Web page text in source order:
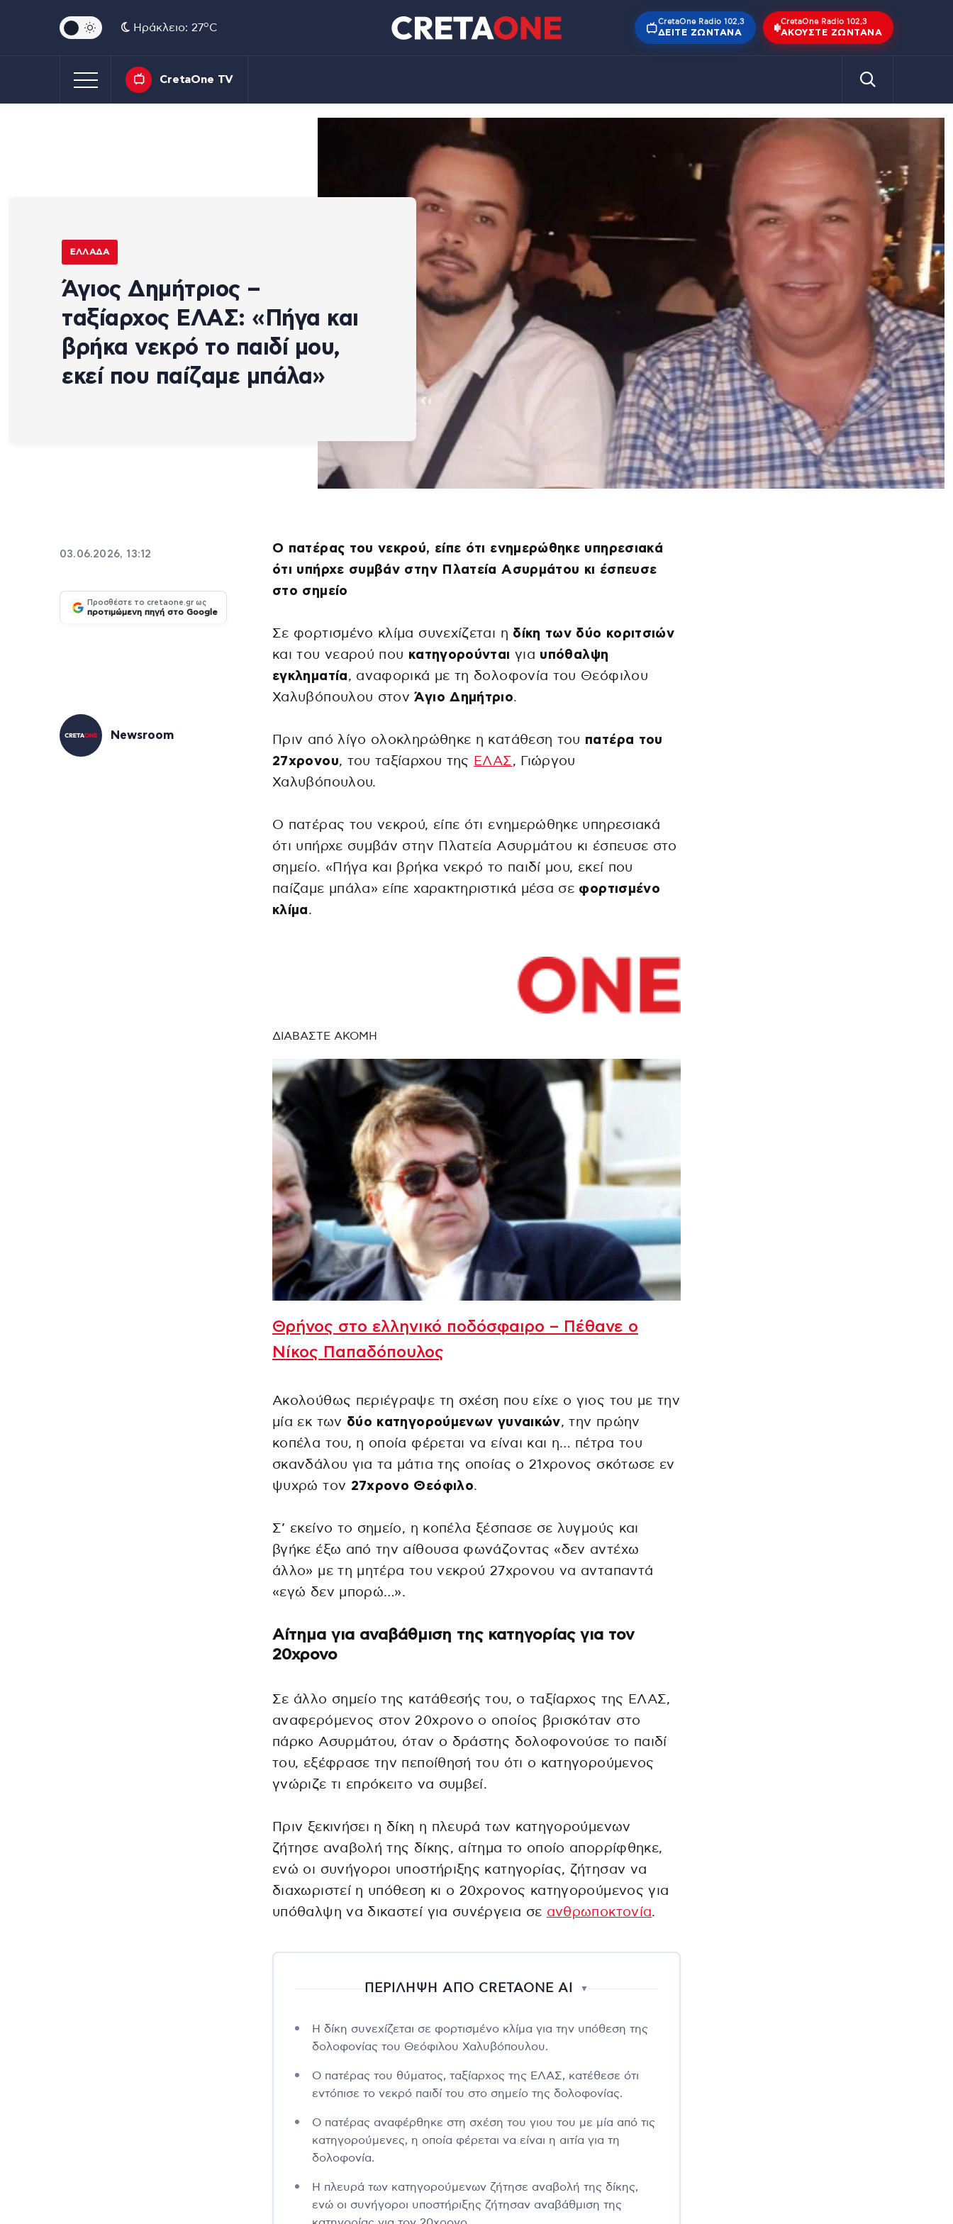
Ηράκλειο: 27oC
CretaOne Radio 102,3
ΔΕΊΤΕ ΖΩΝΤΑΝΆ
CretaOne Radio 102,3
ΑΚΟΎΣΤΕ ΖΩΝΤΑΝΆ
CretaOne TV
ΕΛΛΆΔΑ
Άγιος Δημήτριος –
ταξίαρχος ΕΛΑΣ: «Πήγα και
βρήκα νεκρό το παιδί μου,
εκεί που παίζαμε μπάλα»
03.06.2026, 13:12
Προσθέστε το cretaone.gr ως
προτιμώμενη πηγή στο Google
Newsroom
Ο πατέρας του νεκρού, είπε ότι ενημερώθηκε υπηρεσιακά
ότι υπήρχε συμβάν στην Πλατεία Ασυρμάτου κι έσπευσε
στο σημείο
Σε φορτισμένο κλίμα συνεχίζεται η δίκη των δύο κοριτσιών
και του νεαρού που κατηγορούνται για υπόθαλψη
εγκληματία, αναφορικά με τη δολοφονία του Θεόφιλου
Χαλυβόπουλου στονΆγιο Δημήτριο.
Πριν από λίγο ολοκληρώθηκε η κατάθεση του πατέρα του
27χρονου, του ταξίαρχου της ΕΛΑΣ, Γιώργου
Χαλυβόπουλου.
Ο πατέρας του νεκρού, είπε ότι ενημερώθηκε υπηρεσιακά
ότι υπήρχε συμβάν στην Πλατεία Ασυρμάτου κι έσπευσε στο
σημείο. «Πήγα και βρήκα νεκρό το παιδί μου, εκεί που
παίζαμε μπάλα» είπε χαρακτηριστικά μέσα σε φορτισμένο
κλίμα.
ΔΙΑΒΑΣΤΕ ΑΚΟΜΗ
Θρήνος στο ελληνικό ποδόσφαιρο – Πέθανε ο
Νίκος Παπαδόπουλος
Ακολούθως περιέγραψε τη σχέση που είχε ο γιος του με την
μία εκ των δύο κατηγορούμενων γυναικών, την πρώην
κοπέλα του, η οποία φέρεται να είναι και η… πέτρα του
σκανδάλου για τα μάτια της οποίας ο 21χρονος σκότωσε εν
ψυχρώ τον 27χρονο Θεόφιλο.
Σ’ εκείνο το σημείο, η κοπέλα ξέσπασε σε λυγμούς και
βγήκε έξω από την αίθουσα φωνάζοντας «δεν αντέχω
άλλο» με τη μητέρα του νεκρού 27χρονου να ανταπαντά
«εγώ δεν μπορώ…».
Αίτημα για αναβάθμιση της κατηγορίας για τον
20χρονο
Σε άλλο σημείο της κατάθεσής του, ο ταξίαρχος της ΕΛΑΣ,
αναφερόμενος στον 20χρονο ο οποίος βρισκόταν στο
πάρκο Ασυρμάτου, όταν ο δράστης δολοφονούσε το παιδί
του, εξέφρασε την πεποίθησή του ότι ο κατηγορούμενος
γνώριζε τι επρόκειτο να συμβεί.
Πριν ξεκινήσει η δίκη η πλευρά των κατηγορούμενων
ζήτησε αναβολή της δίκης, αίτημα το οποίο απορρίφθηκε,
ενώ οι συνήγοροι υποστήριξης κατηγορίας, ζήτησαν να
διαχωριστεί η υπόθεση κι ο 20χρονος κατηγορούμενος για
υπόθαλψη να δικαστεί για συνέργεια σε ανθρωποκτονία.
ΠΕΡΙΛΗΨΗ ΑΠΟ CRETAONE AI ▼
Η δίκη συνεχίζεται σε φορτισμένο κλίμα για την υπόθεση της
δολοφονίας του Θεόφιλου Χαλυβόπουλου.
Ο πατέρας του θύματος, ταξίαρχος της ΕΛΑΣ, κατέθεσε ότι
εντόπισε το νεκρό παιδί του στο σημείο της δολοφονίας.
Ο πατέρας αναφέρθηκε στη σχέση του γιου του με μία από τις
κατηγορούμενες, η οποία φέρεται να είναι η αιτία για τη
δολοφονία.
Η πλευρά των κατηγορούμενων ζήτησε αναβολή της δίκης,
ενώ οι συνήγοροι υποστήριξης ζήτησαν αναβάθμιση της